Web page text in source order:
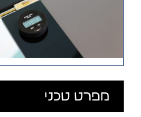
מפרט טכני